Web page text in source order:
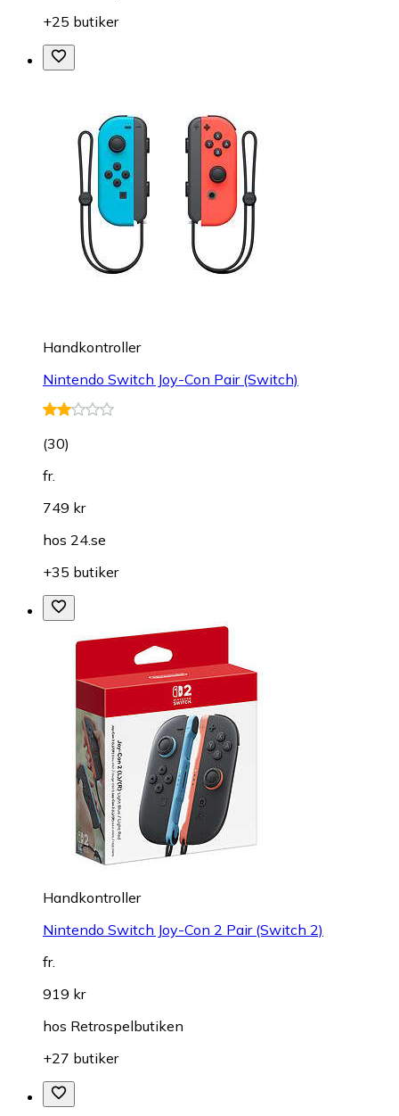
+25 butiker
Handkontroller
Nintendo Switch Joy-Con Pair (Switch)
(30)
fr.
749 kr
hos 24.se
+35 butiker
Handkontroller
Nintendo Switch Joy-Con 2 Pair (Switch 2)
fr.
919 kr
hos Retrospelbutiken
+27 butiker